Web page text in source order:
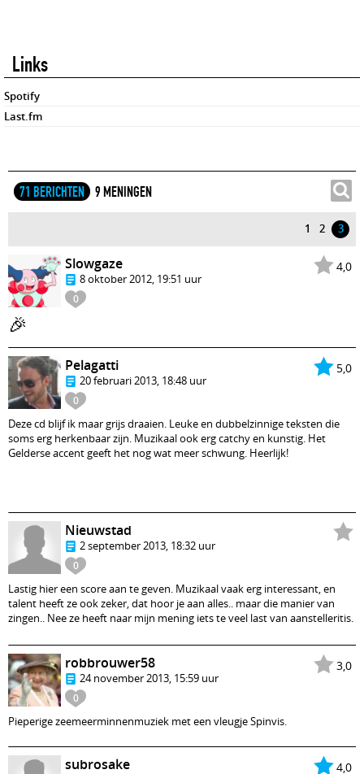
Links
Spotify
Last.fm
71 BERICHTEN 9 MENINGEN
1 2 3
4,0
0
Slowgaze
8 oktober 2012, 19:51 uur
🎉
5,0
0
Pelagatti
20 februari 2013, 18:48 uur
Deze cd blijf ik maar grijs draaien. Leuke en dubbelzinnige teksten die
soms erg herkenbaar zijn. Muzikaal ook erg catchy en kunstig. Het
Gelderse accent geeft het nog wat meer schwung. Heerlijk!
0
Nieuwstad
2 september 2013, 18:32 uur
Lastig hier een score aan te geven. Muzikaal vaak erg interessant, en
talent heeft ze ook zeker, dat hoor je aan alles.. maar die manier van
zingen.. Nee ze heeft naar mijn mening iets te veel last van aanstelleritis.
3,0
0
robbrouwer58
24 november 2013, 15:59 uur
Pieperige zeemeerminnenmuziek met een vleugje Spinvis.
4,0
subrosake